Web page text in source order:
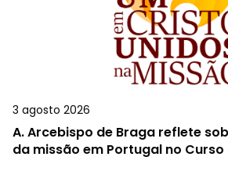
3 agosto 2026
A.Arcebispo de Braga reflete
da missão em Portugal no